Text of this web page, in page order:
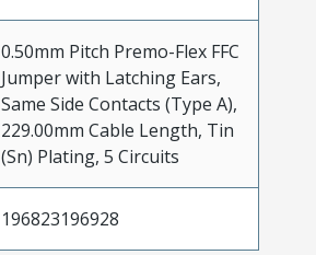
0.50mm Pitch Premo-Flex FFC
Jumper with Latching Ears,
Same Side Contacts (Type A),
229.00mm Cable Length, Tin
(Sn) Plating, 5 Circuits
196823196928